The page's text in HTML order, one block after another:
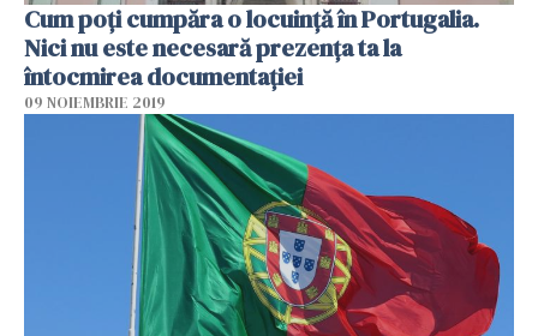
Cum poți cumpăra o locuință în Portugalia.
Nici nu este necesară prezența ta la
întocmirea documentației
09 NOIEMBRIE 2019